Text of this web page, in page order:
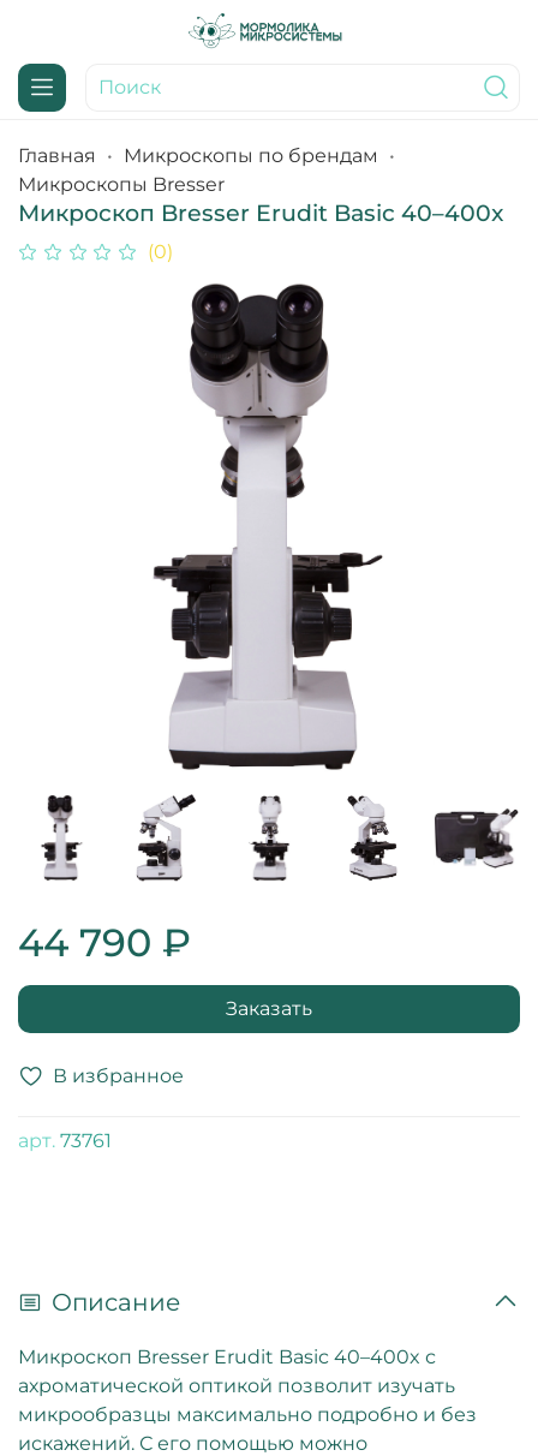
Главная
Микроскопы по брендам
Микроскопы Bresser
Микроскоп Bresser Erudit Basic 40–400x
(0)
В избранное
арт. 73761
44 790 ₽
Заказать
Описание
Микроскоп Bresser Erudit Basic 40–400x с
ахроматической оптикой позволит изучать
микрообразцы максимально подробно и без
искажений. С его помощью можно